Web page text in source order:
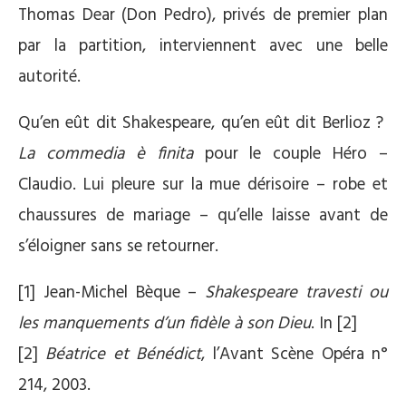
Thomas Dear (Don Pedro), privés de premier plan
par la partition, interviennent avec une belle
autorité.
Qu’en eût dit Shakespeare, qu’en eût dit Berlioz ?
La commedia è finitapour le couple Héro –
Claudio. Lui pleure sur la mue dérisoire – robe et
chaussures de mariage – qu’elle laisse avant de
s’éloigner sans se retourner.
[1] Jean-Michel Bèque – Shakespeare travesti ou
les manquements d’un fidèle à son Dieu. In [2]
[2] Béatrice et Bénédict, l’Avant Scène Opéra n°
214, 2003.